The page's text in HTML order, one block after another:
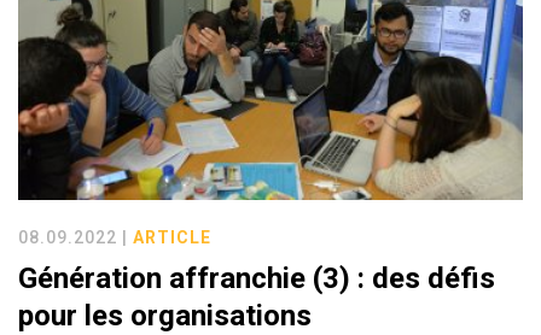
08.09.2022 | ARTICLE
Génération affranchie (3) : des défis
pour les organisations